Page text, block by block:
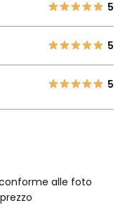
5
5
5
alle foto